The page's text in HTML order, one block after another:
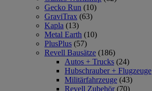
Gecko Run (10)
GraviTrax (63)
Kapla (13)
Metal Earth (10)
PlusPlus (57)
Revell Bausätze (186)
Autos + Trucks (24)
Hubschrauber + Flugzeuge
Militärfahrzeuge (43)
Revell Zubehör (70)